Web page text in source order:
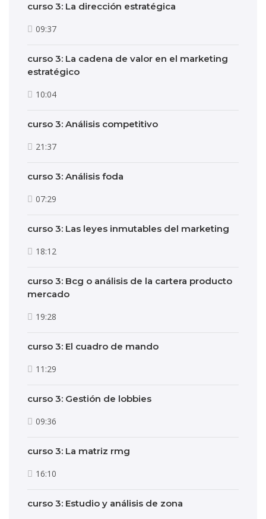
curso 3: La dirección estratégica
09:37
curso 3: La cadena de valor en el marketing
estratégico
10:04
curso 3: Análisis competitivo
21:37
curso 3: Análisis foda
07:29
curso 3: Las leyes inmutables del marketing
18:12
curso 3: Bcg o análisis de la cartera producto
mercado
19:28
curso 3: El cuadro de mando
11:29
curso 3: Gestión de lobbies
09:36
curso 3: La matriz rmg
16:10
curso 3: Estudio y análisis de zona